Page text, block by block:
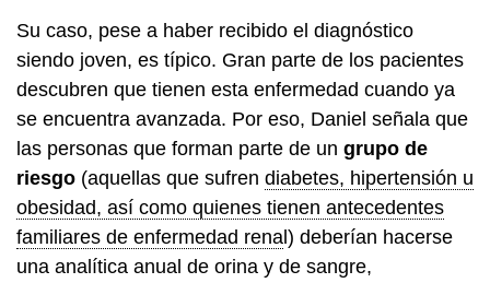
Su caso, pese a haber recibido el diagnóstico
siendo joven, es típico. Gran parte de los pacientes
descubren que tienen esta enfermedad cuando ya
se encuentra avanzada. Por eso, Daniel señala que
las personas que forman parte de un grupo de
riesgo (aquellas que sufren diabetes, hipertensión u
obesidad, así como quienes tienen antecedentes
familiares de enfermedad renal) deberían hacerse
una analítica anual de orina y de sangre,